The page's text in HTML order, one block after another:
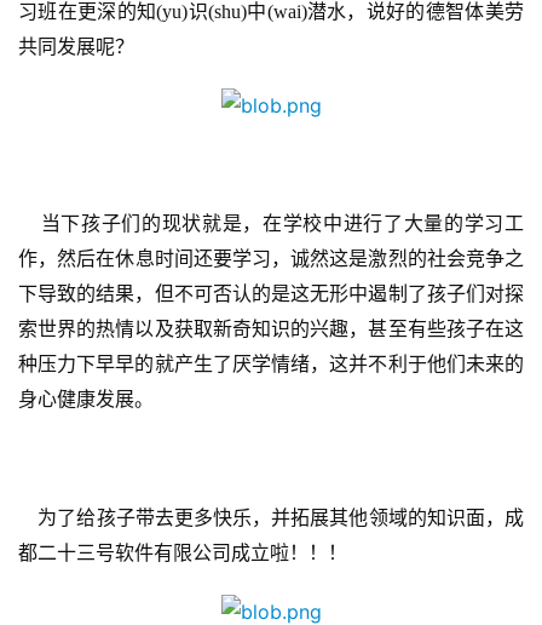
首
页
游
游
习班在更深的知(yu)识(shu)中(wai)潜水，说好的德智体美劳
共同发展呢？
当下孩子们的现状就是，在学校中进行了大量的学习工
作，然后在休息时间还要学习，诚然这是激烈的社会竞争之
下导致的结果，但不可否认的是这无形中遏制了孩子们对探
索世界的热情以及获取新奇知识的兴趣，甚至有些孩子在这
种压力下早早的就产生了厌学情绪，这并不利于他们未来的
身心健康发展。
为了给孩子带去更多快乐，并拓展其他领域的知识面，成
都二十三号软件有限公司成立啦！！！